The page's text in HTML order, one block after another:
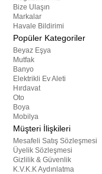
Bize Ulaşın
Markalar
Havale Bildirimi
Popüler Kategoriler
Beyaz Eşya
Mutfak
Banyo
Elektrikli Ev Aleti
Hırdavat
Oto
Boya
Mobilya
Müşteri İlişkileri
Mesafeli Satış Sözleşmesi
Üyelik Sözleşmesi
Gizlilik & Güvenlik
K.V.K.K Aydınlatma